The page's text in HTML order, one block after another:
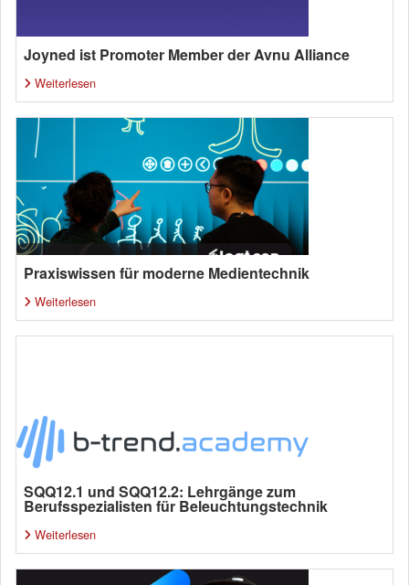
Joyned ist Promoter Member der Avnu Alliance
Weiterlesen
Praxiswissen für moderne Medientechnik
Weiterlesen
SQQ12.1 und SQQ12.2: Lehrgänge zum
Berufsspezialisten für Beleuchtungstechnik
Weiterlesen